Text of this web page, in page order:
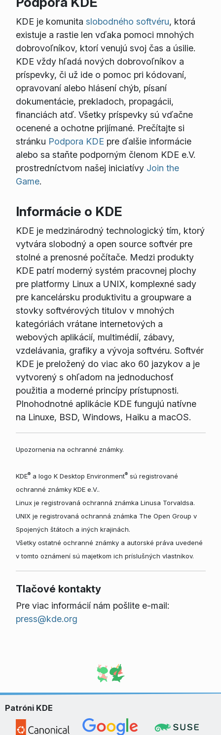
KDE je komunita slobodného softvéru, ktorá
existuje a rastie len vďaka pomoci mnohých
dobrovoľníkov, ktorí venujú svoj čas a úsilie.
KDE vždy hľadá nových dobrovoľníkov a
príspevky, či už ide o pomoc pri kódovaní,
opravovaní alebo hlásení chýb, písaní
dokumentácie, prekladoch, propagácii,
financiách atď. Všetky príspevky sú vďačne
ocenené a ochotne prijímané. Prečítajte si
stránku Podpora KDE pre ďalšie informácie
alebo sa staňte podporným členom KDE e.V.
prostredníctvom našej iniciatívy Join the
Game.
Informácie o KDE
KDE je medzinárodný technologický tím, ktorý
vytvára slobodný a open source softvér pre
stolné a prenosné počítače. Medzi produkty
KDE patrí moderný systém pracovnej plochy
pre platformy Linux a UNIX, komplexné sady
pre kancelársku produktivitu a groupware a
stovky softvérových titulov v mnohých
kategóriách vrátane internetových a
webových aplikácií, multimédií, zábavy,
vzdelávania, grafiky a vývoja softvéru. Softvér
KDE je preložený do viac ako 60 jazykov a je
vytvorený s ohľadom na jednoduchosť
použitia a moderné princípy prístupnosti.
Plnohodnotné aplikácie KDE fungujú natívne
na Linuxe, BSD, Windows, Haiku a macOS.
Upozornenia na ochranné známky.
KDE®a logo K Desktop Environment®sú registrované
ochranné známky KDE e.V..
Linux je registrovaná ochranná známka Linusa Torvaldsa.
UNIX je registrovaná ochranná známka The Open Group v
Spojených štátoch a iných krajinách.
Všetky ostatné ochranné známky a autorské práva uvedené
v tomto oznámení sú majetkom ich príslušných vlastníkov.
Tlačové kontakty
Pre viac informácií nám pošlite e-mail:
press@kde.org
Patróni KDE